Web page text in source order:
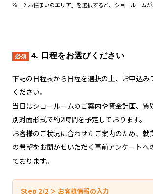
※「2.お住まいのエリア」を選択すると、ショールーム
必須 4. 日程をお選びください
下記の日程表から日程を選択の上、お申込み
ください。
当日はショールームのご案内や資金計画、質
別対面形式で約2時間を予定しております。
お客様のご状況に合わせたご案内のため、就
の希望をお聞かせいただく事前アンケートへ
ております。
Step 2/2 ＞ お客様情報の入力